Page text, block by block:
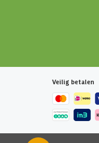
Veilig betalen